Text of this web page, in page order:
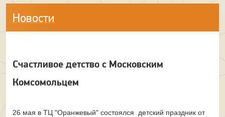
Новости
Счастливое детство с Московским
Комсомольцем
26 мая в ТЦ "Оранжевый" состоялся детский праздник от